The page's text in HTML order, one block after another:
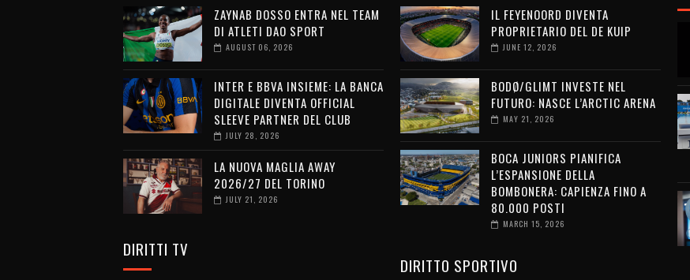
ZAYNAB DOSSO ENTRA NEL TEAM
DI ATLETI DAO SPORT
AUGUST 06, 2026
INTER E BBVA INSIEME: LA BANCA
DIGITALE DIVENTA OFFICIAL
SLEEVE PARTNER DEL CLUB
JULY 28, 2026
LA NUOVA MAGLIA AWAY
2026/27 DEL TORINO
JULY 21, 2026
DIRITTI TV
IL FEYENOORD DIVENTA
PROPRIETARIO DEL DE KUIP
JUNE 12, 2026
BODØ/GLIMT INVESTE NEL
FUTURO: NASCE L’ARCTIC ARENA
MAY 21, 2026
BOCA JUNIORS PIANIFICA
L’ESPANSIONE DELLA
BOMBONERA: CAPIENZA FINO A
80.000 POSTI
MARCH 15, 2026
DIRITTO SPORTIVO